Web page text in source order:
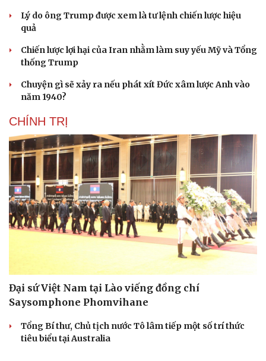
Lý do ông Trump được xem là tư lệnh chiến lược hiệu
quả
Chiến lược lợi hại của Iran nhằm làm suy yếu Mỹ và Tổng
thống Trump
Chuyện gì sẽ xảy ra nếu phát xít Đức xâm lược Anh vào
năm 1940?
CHÍNH TRỊ
Đại sứ Việt Nam tại Lào viếng đồng chí
Saysomphone Phomvihane
Tổng Bí thư, Chủ tịch nước Tô lâm tiếp một số trí thức
tiêu biểu tại Australia